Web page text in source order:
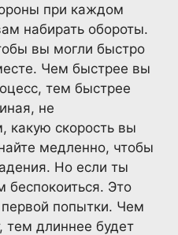
при каждом
набирать обороты.
вы могли быстро
Чем быстрее вы
тем быстрее
не
какую скорость вы
медленно, чтобы
Но если ты
беспокоиться. Это
попытки. Чем
тем длиннее будет